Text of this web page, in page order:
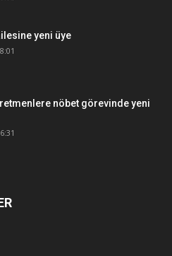
yeni üye
nöbet görevinde yeni